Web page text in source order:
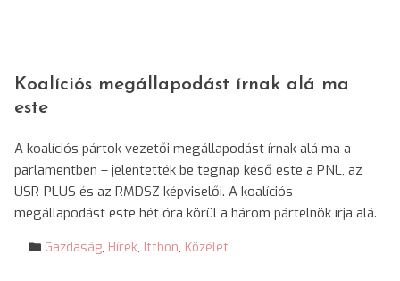
Koalíciós megállapodást írnak alá ma
este
A koalíciós pártok vezetői megállapodást írnak alá ma a
parlamentben – jelentették be tegnap késő este a PNL, az
USR-PLUS és az RMDSZ képviselői. A koalíciós
megállapodást este hét óra körül a három pártelnök írja alá.
Gazdaság, Hírek, Itthon, Közélet